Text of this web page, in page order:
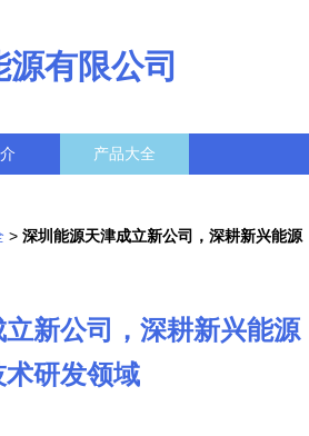
有限公司
产品大全
> 深圳能源天津成立新公司，深耕新兴能源
新公司，深耕新兴能源
术研发领域